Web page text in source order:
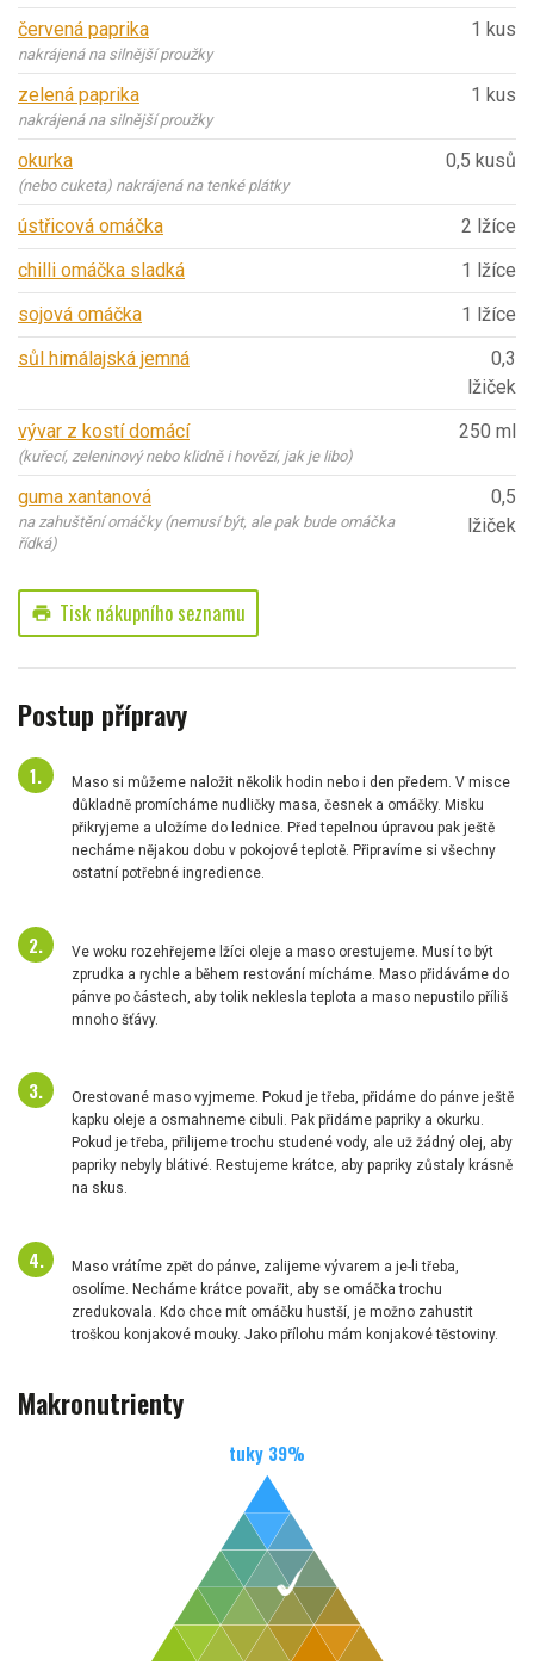
červená paprika
nakrájená na silnější proužky
1 kus
zelená paprika
nakrájená na silnější proužky
1 kus
okurka
(nebo cuketa) nakrájená na tenké plátky
0,5 kusů
ústřicová omáčka
2 lžíce
chilli omáčka sladká
1 lžíce
sojová omáčka
1 lžíce
sůl himálajská jemná
0,3
lžiček
vývar z kostí domácí
(kuřecí, zeleninový nebo klidně i hovězí, jak je libo)
250 ml
guma xantanová
na zahuštění omáčky (nemusí být, ale pak bude omáčka
řídká)
0,5
lžiček
print Tisk nákupního seznamu
Postup přípravy
Maso si můžeme naložit několik hodin nebo i den předem. V misce
důkladně promícháme nudličky masa, česnek a omáčky. Misku
přikryjeme a uložíme do lednice. Před tepelnou úpravou pak ještě
necháme nějakou dobu v pokojové teplotě. Připravíme si všechny
ostatní potřebné ingredience.
Ve woku rozehřejeme lžíci oleje a maso orestujeme. Musí to být
zprudka a rychle a během restování mícháme. Maso přidáváme do
pánve po částech, aby tolik neklesla teplota a maso nepustilo příliš
mnoho šťávy.
Orestované maso vyjmeme. Pokud je třeba, přidáme do pánve ještě
kapku oleje a osmahneme cibuli. Pak přidáme papriky a okurku.
Pokud je třeba, přilijeme trochu studené vody, ale už žádný olej, aby
papriky nebyly blátivé. Restujeme krátce, aby papriky zůstaly krásně
na skus.
Maso vrátíme zpět do pánve, zalijeme vývarem a je-li třeba,
osolíme. Necháme krátce povařit, aby se omáčka trochu
zredukovala. Kdo chce mít omáčku hustší, je možno zahustit
troškou konjakové mouky. Jako přílohu mám konjakové těstoviny.
Makronutrienty
tuky 39%